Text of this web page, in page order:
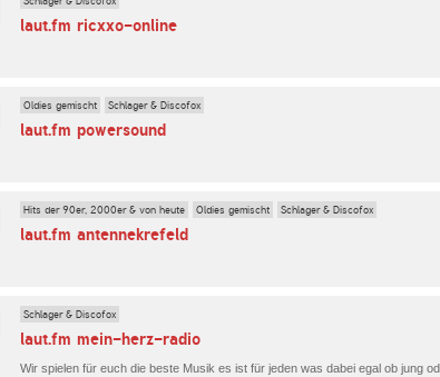
laut.fm ricxxo-online
Oldies gemischt Schlager & Discofox
laut.fm powersound
Hits der 90er, 2000er & von heute Oldies gemischt Schlager & Discofox
laut.fm antennekrefeld
Schlager & Discofox
laut.fm mein-herz-radio